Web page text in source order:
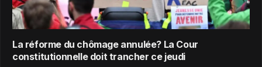
La réforme du chômage annulée? La Cour
constitutionnelle doit trancher ce jeudi